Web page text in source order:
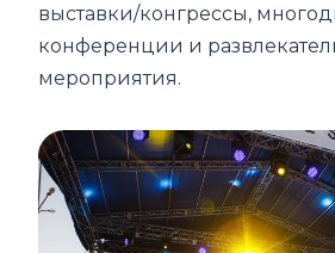
выставки/конгрессы,
конференции и
мероприятия.